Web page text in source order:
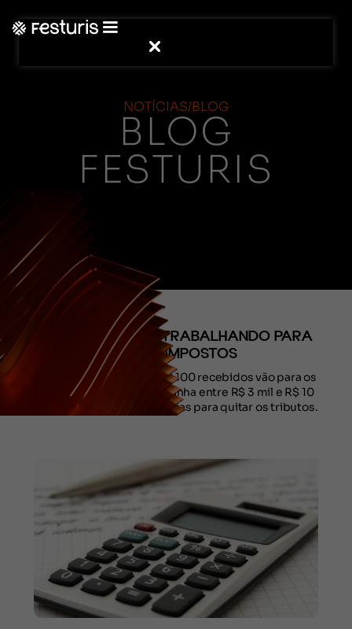
NOTÍCIAS/BLOG
BLOG
FESTURIS
(CONTEÚDO)
METADE DO ANO TRABALHANDO PARA
PAGAR IMPOSTOS
Mais de R$ 40 de cada R$ 100 recebidos vão para os
cofres públicos. Quem ganha entre R$ 3 mil e R$ 10
mil precisa trabalhar 155 dias para quitar os tributos.